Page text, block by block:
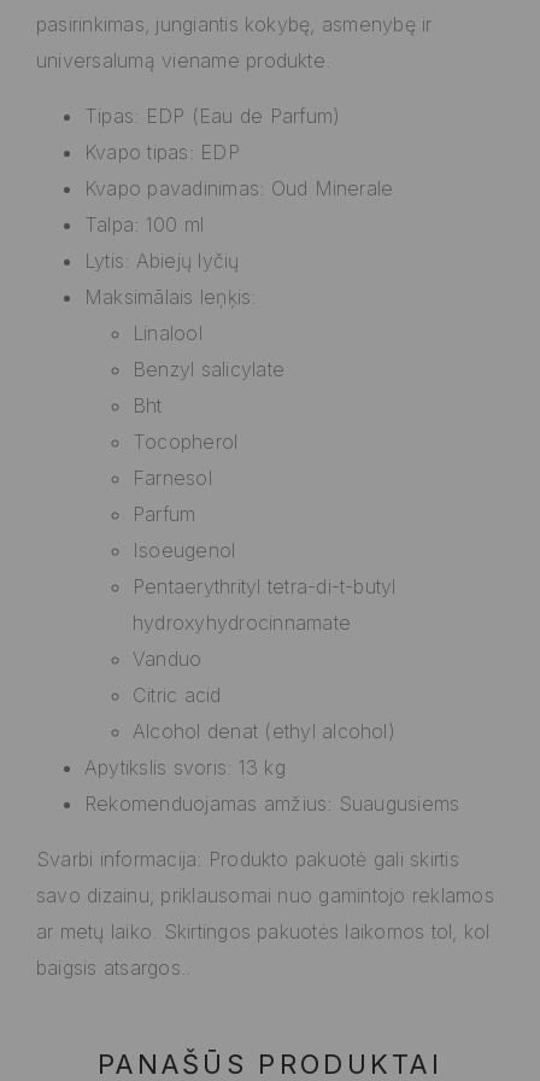
pasirinkimas, jungiantis kokybę, asmenybę ir
universalumą viename produkte.
Tipas: EDP (Eau de Parfum)
Kvapo tipas: EDP
Kvapo pavadinimas: Oud Minerale
Talpa: 100 ml
Lytis: Abiejų lyčių
Maksimālais leņķis:
Linalool
Benzyl salicylate
Bht
Tocopherol
Farnesol
Parfum
Isoeugenol
Pentaerythrityl tetra-di-t-butyl
hydroxyhydrocinnamate
Vanduo
Citric acid
Alcohol denat (ethyl alcohol)
Apytikslis svoris: 13 kg
Rekomenduojamas amžius: Suaugusiems
Svarbi informacija: Produkto pakuotė gali skirtis
savo dizainu, priklausomai nuo gamintojo reklamos
ar metų laiko. Skirtingos pakuotės laikomos tol, kol
baigsis atsargos..
PANAŠŪS PRODUKTAI